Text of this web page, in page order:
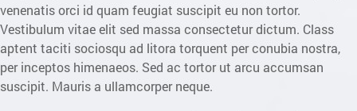
venenatis orci id quam feugiat suscipit eu non tortor.
Vestibulum vitae elit sed massa consectetur dictum. Class
aptent taciti sociosqu ad litora torquent per conubia nostra,
per inceptos himenaeos. Sed ac tortor ut arcu accumsan
suscipit. Mauris a ullamcorper neque.